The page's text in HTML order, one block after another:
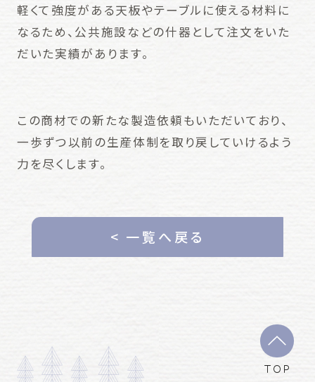
軽くて強度がある天板やテーブルに使える材料に
なるため、公共施設などの什器として注文をいた
だいた実績があります。
この商材での新たな製造依頼もいただいており、
一歩ずつ以前の生産体制を取り戻していけるよう
力を尽くします。
< 一覧へ戻る
TOP